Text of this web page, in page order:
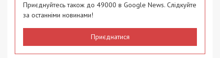
Приєднуйтесь також до 49000 в Google News. Слідкуйте
за останніми новинами!
Приєднатися